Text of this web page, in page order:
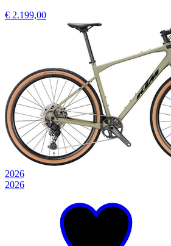
€ 2.199,00
2026
2026